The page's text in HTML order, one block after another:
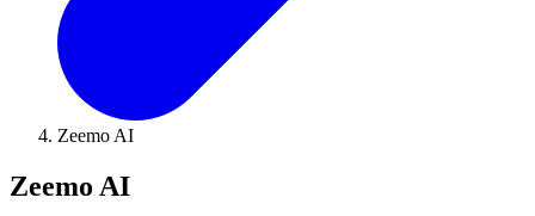
Zeemo AI
Zeemo AI